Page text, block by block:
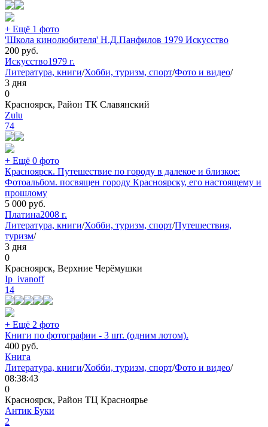
+ Ещё 1 фото
'Школа кинолюбителя' Н.Д.Панфилов 1979 Искусство
200 руб.
Искусство1979 г.
Литература, книги/Хобби, туризм, спорт/Фото и видео/
3 дня
0
Красноярск, Район ТК Славянский
Zulu
74
+ Ещё 0 фото
Красноярск. Путешествие по городу в далекое и близкое:
Фотоальбом. посвящен городу Красноярску, его настоящему и
прошлому
5 000 руб.
Платина2008 г.
Литература, книги/Хобби, туризм, спорт/Путешествия,
туризм/
3 дня
0
Красноярск, Верхние Черёмушки
Ip_ivanoff
14
+ Ещё 2 фото
Книги по фотографии - 3 шт. (одним лотом).
400 руб.
Книга
Литература, книги/Хобби, туризм, спорт/Фото и видео/
08:38:43
0
Красноярск, Район ТЦ Красноярье
Антик Буки
2